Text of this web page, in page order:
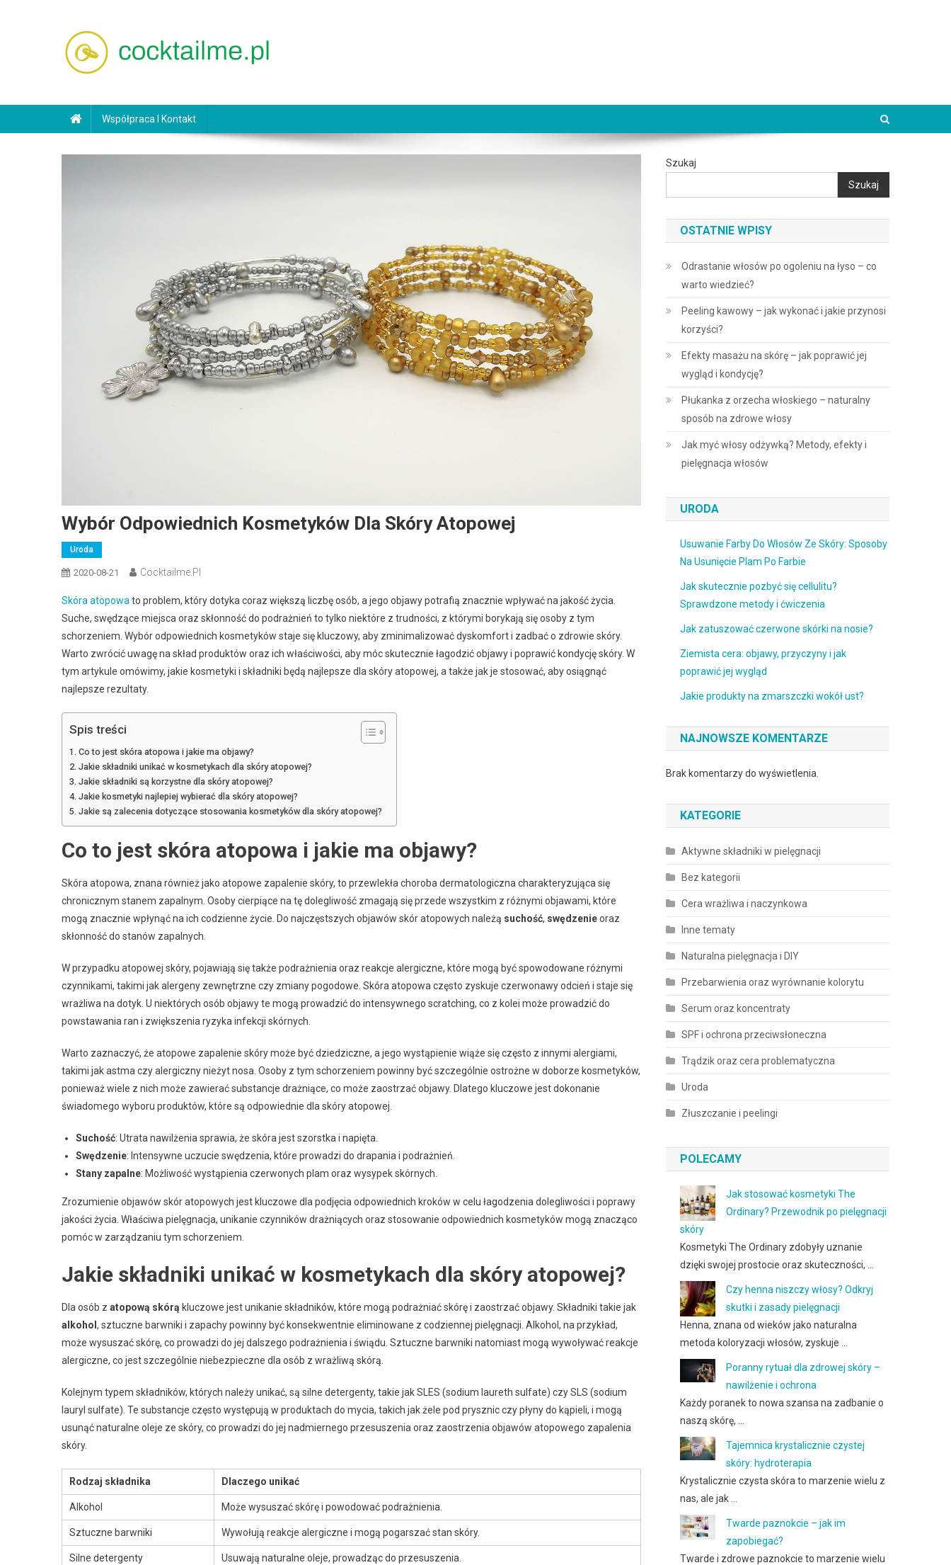
Współpraca I Kontakt
Wybór Odpowiednich Kosmetyków Dla Skóry Atopowej
Uroda
2020-08-21 Cocktailme.pl
Skóra atopowa to problem, który dotyka coraz większą liczbę osób, a jego objawy potrafią znacznie wpływać na jakość życia.
Suche, swędzące miejsca oraz skłonność do podrażnień to tylko niektóre z trudności, z którymi borykają się osoby z tym
schorzeniem. Wybór odpowiednich kosmetyków staje się kluczowy, aby zminimalizować dyskomfort i zadbać o zdrowie skóry.
Warto zwrócić uwagę na skład produktów oraz ich właściwości, aby móc skutecznie łagodzić objawy i poprawić kondycję skóry. W
tym artykule omówimy, jakie kosmetyki i składniki będą najlepsze dla skóry atopowej, a także jak je stosować, aby osiągnąć
najlepsze rezultaty.
Spis treści
Co to jest skóra atopowa i jakie ma objawy?
Jakie składniki unikać w kosmetykach dla skóry atopowej?
Jakie składniki są korzystne dla skóry atopowej?
Jakie kosmetyki najlepiej wybierać dla skóry atopowej?
Jakie są zalecenia dotyczące stosowania kosmetyków dla skóry atopowej?
Co to jest skóra atopowa i jakie ma objawy?
Skóra atopowa, znana również jako atopowe zapalenie skóry, to przewlekła choroba dermatologiczna charakteryzująca się
chronicznym stanem zapalnym. Osoby cierpiące na tę dolegliwość zmagają się przede wszystkim z różnymi objawami, które
mogą znacznie wpłynąć na ich codzienne życie. Do najczęstszych objawów skór atopowych należą suchość, swędzenieoraz
skłonność do stanów zapalnych.
W przypadku atopowej skóry, pojawiają się także podrażnienia oraz reakcje alergiczne, które mogą być spowodowane różnymi
czynnikami, takimi jak alergeny zewnętrzne czy zmiany pogodowe. Skóra atopowa często zyskuje czerwonawy odcień i staje się
wrażliwa na dotyk. U niektórych osób objawy te mogą prowadzić do intensywnego scratching, co z kolei może prowadzić do
powstawania ran i zwiększenia ryzyka infekcji skórnych.
Warto zaznaczyć, że atopowe zapalenie skóry może być dziedziczne, a jego wystąpienie wiąże się często z innymi alergiami,
takimi jak astma czy alergiczny nieżyt nosa. Osoby z tym schorzeniem powinny być szczególnie ostrożne w doborze kosmetyków,
ponieważ wiele z nich może zawierać substancje drażniące, co może zaostrzać objawy. Dlatego kluczowe jest dokonanie
świadomego wyboru produktów, które są odpowiednie dla skóry atopowej.
Suchość: Utrata nawilżenia sprawia, że skóra jest szorstka i napięta.
Swędzenie: Intensywne uczucie swędzenia, które prowadzi do drapania i podrażnień.
Stany zapalne: Możliwość wystąpienia czerwonych plam oraz wysypek skórnych.
Zrozumienie objawów skór atopowych jest kluczowe dla podjęcia odpowiednich kroków w celu łagodzenia dolegliwości i poprawy
jakości życia. Właściwa pielęgnacja, unikanie czynników drażniących oraz stosowanie odpowiednich kosmetyków mogą znacząco
pomóc w zarządzaniu tym schorzeniem.
Jakie składniki unikać w kosmetykach dla skóry atopowej?
Dla osób z atopową skórą kluczowe jest unikanie składników, które mogą podrażniać skórę i zaostrzać objawy. Składniki takie jak
alkohol , sztuczne barwniki i zapachy powinny być konsekwentnie eliminowane z codziennej pielęgnacji. Alkohol, na przykład,
może wysuszać skórę, co prowadzi do jej dalszego podrażnienia i świądu. Sztuczne barwniki natomiast mogą wywoływać reakcje
alergiczne, co jest szczególnie niebezpieczne dla osób z wrażliwą skórą.
Kolejnym typem składników, których należy unikać, są silne detergenty, takie jak SLES (sodium laureth sulfate) czy SLS (sodium
lauryl sulfate). Te substancje często występują w produktach do mycia, takich jak żele pod prysznic czy płyny do kąpieli, i mogą
usunąć naturalne oleje ze skóry, co prowadzi do jej nadmiernego przesuszenia oraz zaostrzenia objawów atopowego zapalenia
skóry.
Rodzaj składnika Dlaczego unikać
Alkohol Może wysuszać skórę i powodować podrażnienia.
Sztuczne barwniki Wywołują reakcje alergiczne i mogą pogarszać stan skóry.
Silne detergenty Usuwają naturalne oleje, prowadząc do przesuszenia.
Szukaj
Szukaj
OSTATNIE WPISY
Odrastanie włosów po ogoleniu na łyso – co
warto wiedzieć?
Peeling kawowy – jak wykonać i jakie przynosi
korzyści?
Efekty masażu na skórę – jak poprawić jej
wygląd i kondycję?
Płukanka z orzecha włoskiego – naturalny
sposób na zdrowe włosy
Jak myć włosy odżywką? Metody, efekty i
pielęgnacja włosów
URODA
Usuwanie Farby Do Włosów Ze Skóry: Sposoby
Na Usunięcie Plam Po Farbie
Jak skutecznie pozbyć się cellulitu?
Sprawdzone metody i ćwiczenia
Jak zatuszować czerwone skórki na nosie?
Ziemista cera: objawy, przyczyny i jak
poprawić jej wygląd
Jakie produkty na zmarszczki wokół ust?
NAJNOWSZE KOMENTARZE
Brak komentarzy do wyświetlenia.
KATEGORIE
Aktywne składniki w pielęgnacji
Bez kategorii
Cera wrażliwa i naczynkowa
Inne tematy
Naturalna pielęgnacja i DIY
Przebarwienia oraz wyrównanie kolorytu
Serum oraz koncentraty
SPF i ochrona przeciwsłoneczna
Trądzik oraz cera problematyczna
Uroda
Złuszczanie i peelingi
POLECAMY
Jak stosować kosmetyki The
Ordinary? Przewodnik po pielęgnacji
skóry
Kosmetyki The Ordinary zdobyły uznanie
dzięki swojej prostocie oraz skuteczności, …
Czy henna niszczy włosy? Odkryj
skutki i zasady pielęgnacji
Henna, znana od wieków jako naturalna
metoda koloryzacji włosów, zyskuje …
Poranny rytuał dla zdrowej skóry –
nawilżenie i ochrona
Każdy poranek to nowa szansa na zadbanie o
naszą skórę, …
Tajemnica krystalicznie czystej
skóry: hydroterapia
Krystalicznie czysta skóra to marzenie wielu z
nas, ale jak …
Twarde paznokcie – jak im
zapobiegać?
Twarde i zdrowe paznokcie to marzenie wielu